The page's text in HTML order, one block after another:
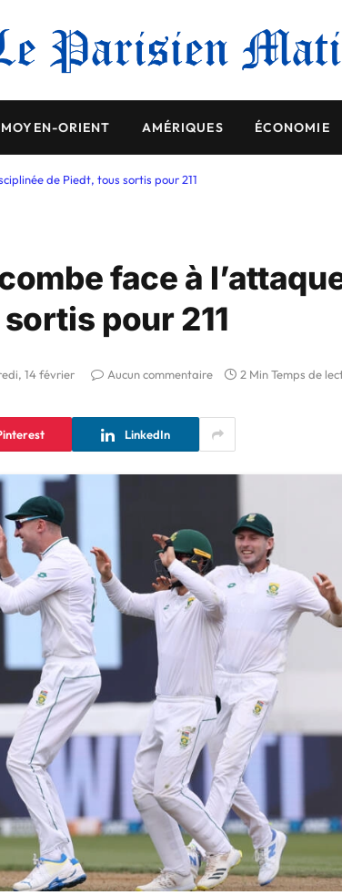
MOYEN-ORIENT AMÉRIQUES ÉCONOMIE
de Piedt, tous sortis pour 211
face à
pour 211
14 février Aucun commentaire 2 Min Temps de
LinkedIn